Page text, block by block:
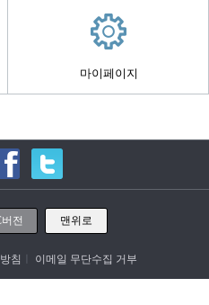
마이페이지
전 맨위로
침 이메일 무단수집 거부